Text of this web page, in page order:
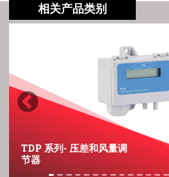
相关产品类别
TDP 系列- 压差和风量调
节器
Previous